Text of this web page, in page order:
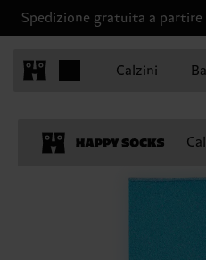
Spedizione gratuita a partire
Calzini